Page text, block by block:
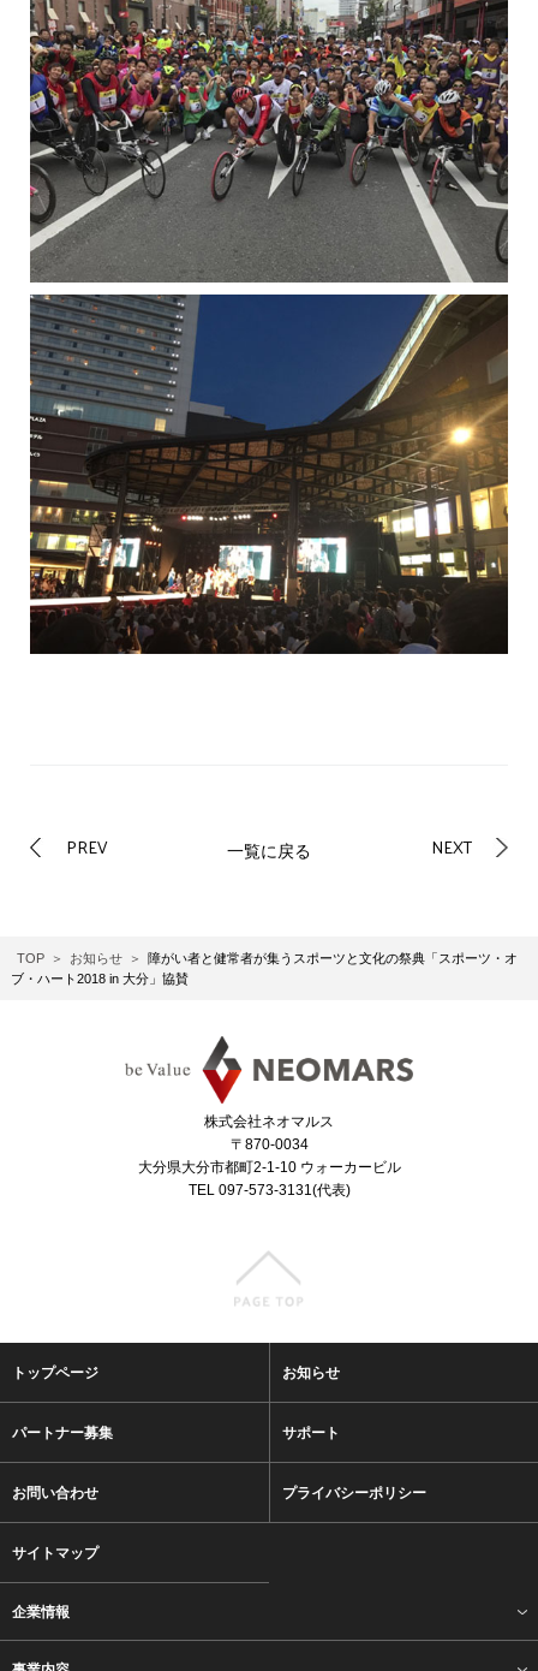
PREV 一覧に戻る NEXT
TOP お知らせ
障がい者と健常者が集うスポーツと文化の祭典「スポーツ・オ
ブ・ハート2018 in 大分」協賛
株式会社ネオマルス
〒870-0034
大分県大分市都町2-1-10 ウォーカービル
TEL 097-573-3131(代表)
トップページ お知らせ
パートナー募集 サポート
お問い合わせ プライバシーポリシー
サイトマップ
企業情報